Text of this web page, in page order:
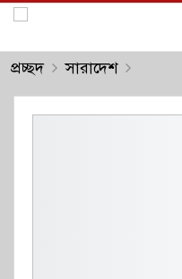
প্রচ্ছদ সারাদেশ